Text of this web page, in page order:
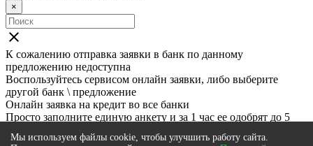
×
close
К сожалению отправка заявки в банк по данному
предложению недоступна
Воспользуйтесь сервисом онлайн заявки, либо выберите
другой банк \ предложение
Онлайн заявка на кредит во все банки
Просто заполните единую анкету и за 1 час ее одобрят до 5
Подать онлайн заявку
Мы используем файлы cookie, чтобы улучшить работу сайта.